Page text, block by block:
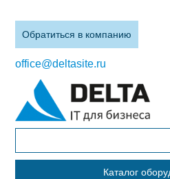
Обратиться в компанию
office@deltasite.ru
Каталог